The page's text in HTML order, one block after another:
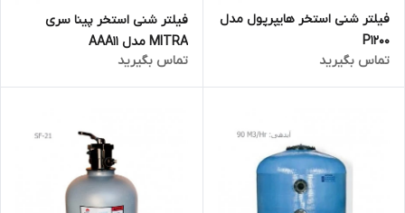
فیلتر شنی استخر هایپرپول مدل
P1200
تماس بگیرید
فیلتر شنی استخر پینا سری
MITRA مدل AAA11
تماس بگیرید